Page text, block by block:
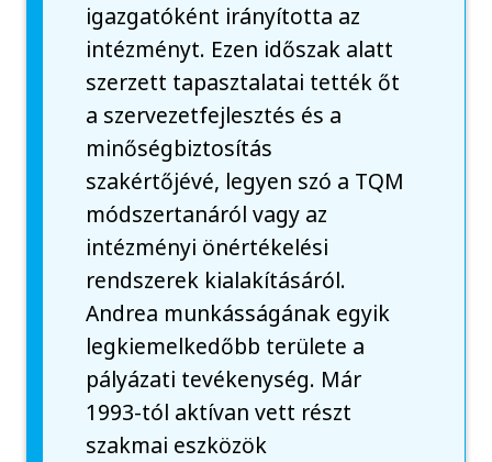
igazgatóként irányította az
intézményt. Ezen időszak alatt
szerzett tapasztalatai tették őt
a szervezetfejlesztés és a
minőségbiztosítás
szakértőjévé, legyen szó a TQM
módszertanáról vagy az
intézményi önértékelési
rendszerek kialakításáról.
Andrea munkásságának egyik
legkiemelkedőbb területe a
pályázati tevékenység. Már
1993-tól aktívan vett részt
szakmai eszközök